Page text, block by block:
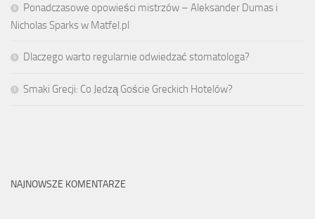
Ponadczasowe opowieści mistrzów – Aleksander Dumas i
Nicholas Sparks w Matfel.pl
Dlaczego warto regularnie odwiedzać stomatologa?
Smaki Grecji: Co Jedzą Goście Greckich Hotelów?
NAJNOWSZE KOMENTARZE